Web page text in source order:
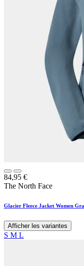
84,95 €
The North Face
Glacier Fleece Jacket Women
Afficher les variantes
S M L